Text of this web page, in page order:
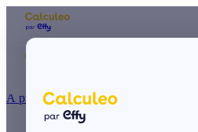
À propos